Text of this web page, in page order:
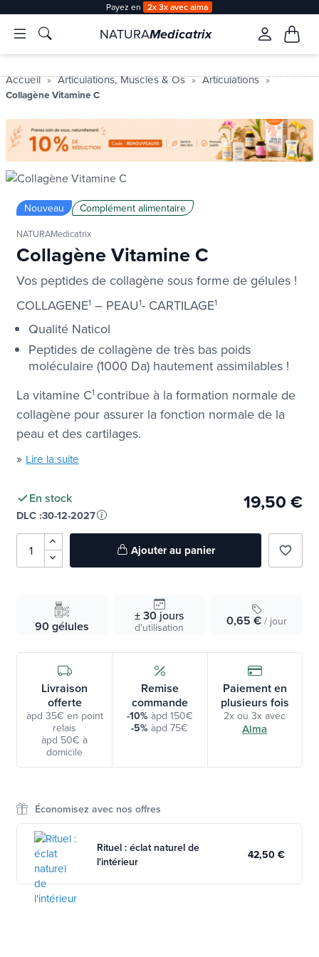
Payez en 2x 3x avec alma
NATURAMedicatrix
Accueil Articulations, Muscles & Os Articulations
Collagène Vitamine C
Nouveau Complément alimentaire
NATURAMedicatrix
Collagène Vitamine C
Vos peptides de collagène sous forme de gélules !
COLLAGENE1 – PEAU1- CARTILAGE1
Qualité Naticol
Peptides de collagène de très bas poids
moléculaire (1000 Da) hautement assimilables !
La vitamine C1 contribue à la formation normale de
collagène pour assurer la fonction normale de la
peau et des cartilages.
» Lire la suite
En stock
DLC :30-12-2027
19,50 €
Ajouter au panier favorite_border
90 gélules
± 30jours
d'utilisation 0,65 €/ jour
Livraison
offerte
àpd 35€ en point
relais
àpd 50€ à
domicile
Remise
commande
-10%àpd 150€
-5% àpd 75€
Paiement en
plusieurs fois
2x ou 3x avec
Alma
Économisez avec nos offres
Rituel : éclat naturel de
l'intérieur
42,50 €